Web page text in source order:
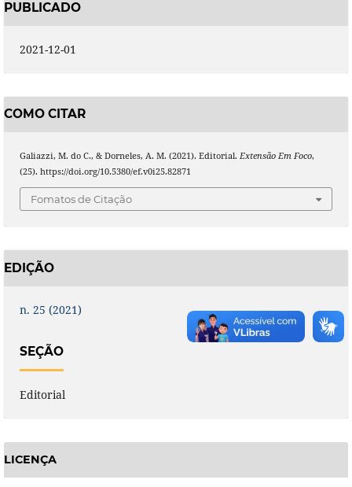
PUBLICADO
2021-12-01
COMO CITAR
Galiazzi, M. do C., & Dorneles, A. M. (2021). Editorial. Extensão Em Foco,
(25). https://doi.org/10.5380/ef.v0i25.82871
Fomatos de Citação
EDIÇÃO
n. 25 (2021)
SEÇÃO
Editorial
LICENÇA